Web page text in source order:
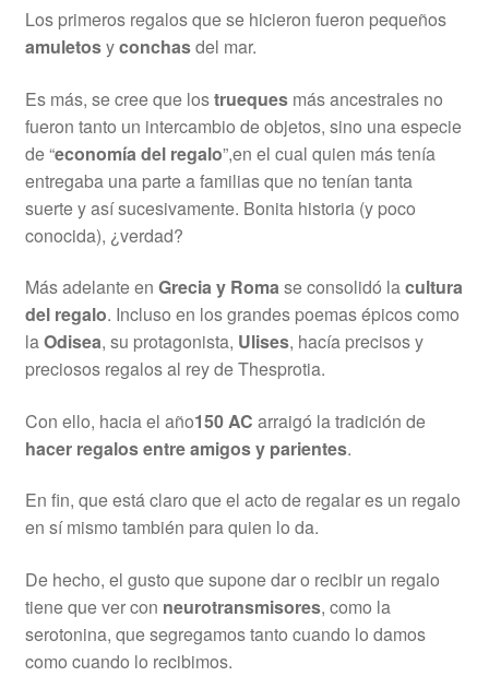
Los primeros regalos que se hicieron fueron pequeños
amuletosyconchasdel mar.
Es más, se cree que lostrueques más ancestrales no
fueron tanto un intercambio de objetos, sino una especie
de “economía del regalo”,en el cual quien más tenía
entregaba una parte a familias que no tenían tanta
suerte y así sucesivamente. Bonita historia (y poco
conocida), ¿verdad?
Más adelante en Grecia y Romase consolidó lacultura
del regalo. Incluso en los grandes poemas épicos como
laOdisea, su protagonista, Ulises, hacía precisos y
preciosos regalos al rey de Thesprotia.
Con ello, hacia el año150 AC arraigó la tradición de
hacer regalos entre amigos y parientes.
En fin, que está claro que el acto de regalar es un regalo
en sí mismo también para quien lo da.
De hecho, el gusto que supone dar o recibir un regalo
tiene que ver con neurotransmisores, como la
serotonina, que segregamos tanto cuando lo damos
como cuando lo recibimos.